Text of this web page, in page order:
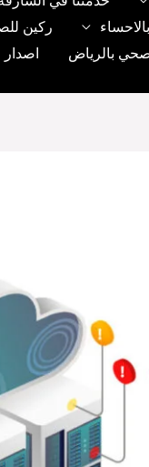
ركين
بالرياض
اصدار